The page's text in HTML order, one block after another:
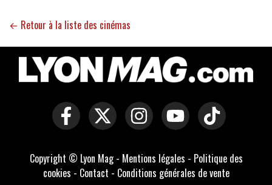
← Retour à la liste des cinémas
Copyright © Lyon Mag - Mentions légales - Politique des
cookies - Contact - Conditions générales de vente